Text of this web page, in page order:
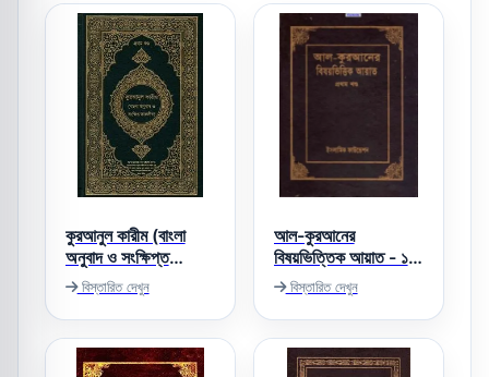
কুরআনুল কারীম (বাংলা
অনুবাদ ও সংক্ষিপ্ত
তাফসীর)
বিস্তারিত দেখুন
আল-কুরআনের
বিষয়ভিত্তিক আয়াত - ১ম
খন্ডবিস্তারিত দেখুন